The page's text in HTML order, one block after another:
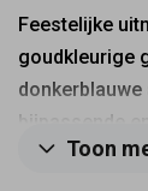
Feestelijke
goudkleurige
bijpassende
maken.Toon